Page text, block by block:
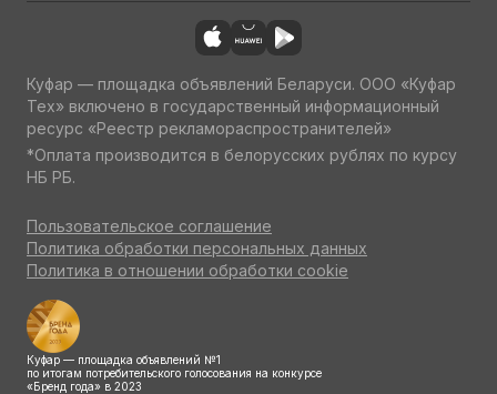
Куфар — площадка объявлений Беларуси. ООО «Куфар
Тех» включено в государственный информационный
ресурс «Реестр рекламораспространителей»
*Оплата производится в белорусских рублях по курсу
НБ РБ.
Пользовательское соглашение
Политика обработки персональных данных
Политика в отношении обработки cookie
Куфар — площадка объявлений №1
по итогам потребительского голосования на конкурсе
«Бренд года» в 2023